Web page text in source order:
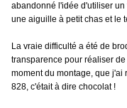
abandonné l'idée d'utiliser
une aiguille à petit chas et le
La vraie difficulté a été de
transparence pour réaliser
moment du montage, que
828, c'était à dire chocolat !